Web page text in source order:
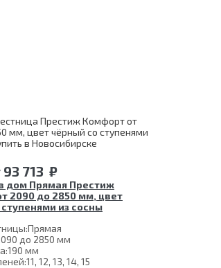
93 713 ₽
дом Прямая Престиж
2090 до 2850 мм, цвет
из сосны
Прямая
до 2850 мм
190 мм
11, 12, 13, 14, 15